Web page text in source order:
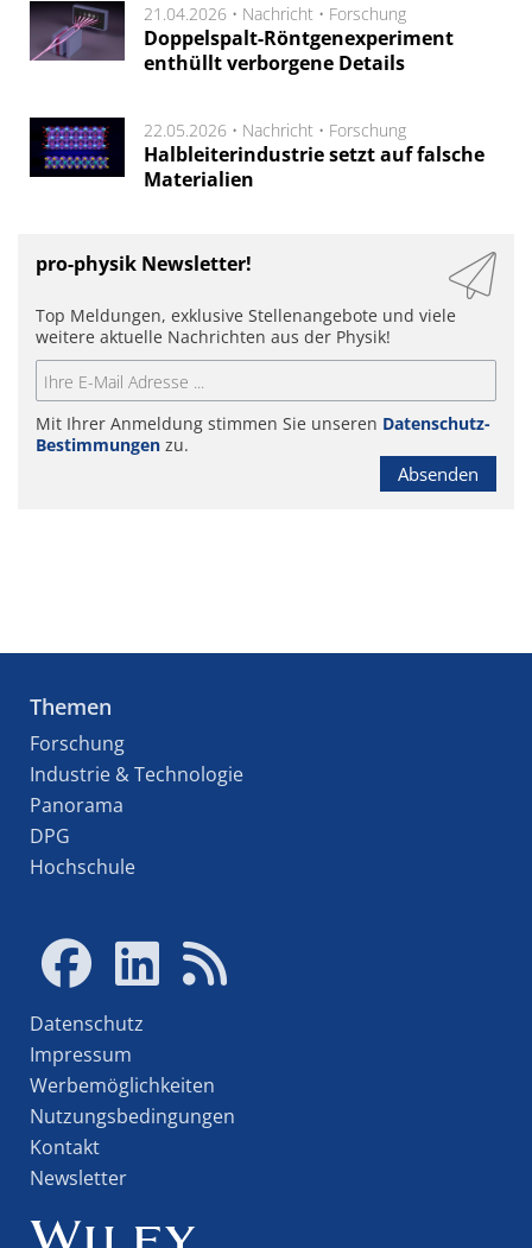
21.04.2026 • Nachricht • Forschung
Doppelspalt-Röntgenexperiment
enthüllt verborgene Details
22.05.2026 • Nachricht • Forschung
Halbleiterindustrie setzt auf falsche
Materialien
pro-physik Newsletter!
Top Meldungen, exklusive Stellenangebote und viele
weitere aktuelle Nachrichten aus der Physik!
Mit Ihrer Anmeldung stimmen Sie unseren Datenschutz-
Bestimmungen zu.
Absenden
Themen
Forschung
Industrie & Technologie
Panorama
DPG
Hochschule
Datenschutz
Impressum
Werbemöglichkeiten
Nutzungsbedingungen
Kontakt
Newsletter